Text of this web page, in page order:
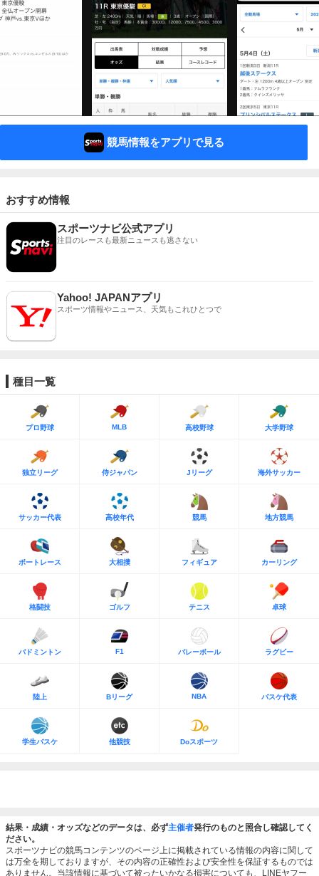
競馬情報をアプリで見る
おすすめ情報
スポーツナビ公式アプリ
注目のレースも最新ニュースも逃さない
Yahoo! JAPANアプリ
スポーツ情報やニュース、天気もこれひとつで
種目一覧
プロ野球 MLB 高校野球 大学野球
独立リーグ 侍ジャパン Jリーグ 海外サッカー
サッカー代表 高校年代 競馬 地方競馬
ボートレース 大相撲 フィギュア カーリング
格闘技 ゴルフ テニス 卓球
バドミントン F1 バレーボール ラグビー
陸上 Bリーグ NBA バスケ代表
学生バスケ 他競技 Doスポーツ
結果・成績・オッズなどのデータは、必ず主催者発行のものと照合し確認してく
ださい。
スポーツナビの競馬コンテンツのページ上に掲載されている情報の内容に関して
は万全を期しておりますが、その内容の正確性および安全性を保証するものでは
ありません。当該情報に基づいて被ったいかなる損害についても、LINEヤフー